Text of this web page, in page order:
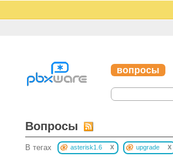
вопросы
Вопросы
В тегах asterisk1.6 x upgrade x